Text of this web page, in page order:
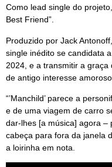
Como lead single do
Best Friend”.
Produzido por Jack
single inédito se candidata
2024, e a transmitir a
de antigo interesse amoroso.
“’Manchild’ parece a
e de uma viagem de carro
dar-lhes [a música] agora –
cabeça para fora da janela
a loirinha em nota.